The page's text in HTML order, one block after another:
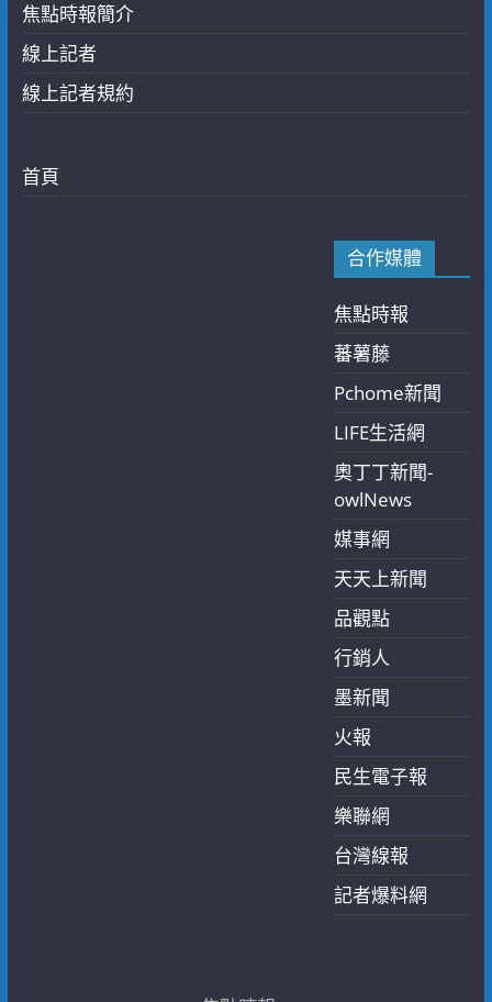
焦點時報簡介
線上記者
線上記者規約
首頁
合作媒體
焦點時報
蕃薯藤
Pchome新聞
LIFE生活網
奧丁丁新聞-
owlNews
媒事網
天天上新聞
品觀點
行銷人
墨新聞
火報
民生電子報
樂聯網
台灣線報
記者爆料網